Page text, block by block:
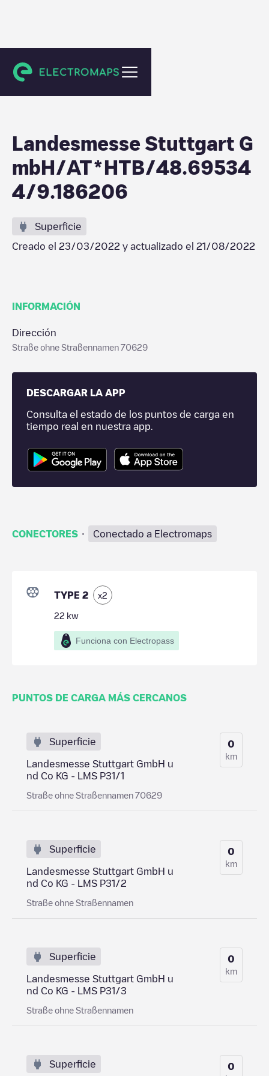
Leinfelden-Echterdingen
Landesmesse Stuttgart G
mbH/AT*HTB/48.69534
4/9.186206
Superficie
Creado el 23/03/2022 y actualizado el 21/08/2022
INFORMACIÓN
Dirección
Straße ohne Straßennamen 70629
DESCARGAR LA APP
Consulta el estado de los puntos de carga en
tiempo real en nuestra app.
CONECTORES · Conectado a Electromaps
TYPE 2 x2
22 kw
Funciona con Electropass
PUNTOS DE CARGA MÁS CERCANOS
Superficie
Landesmesse Stuttgart GmbH u
nd Co KG - LMS P31/1
Straße ohne Straßennamen 70629
0
km
Superficie
Landesmesse Stuttgart GmbH u
nd Co KG - LMS P31/2
Straße ohne Straßennamen
0
km
Superficie
Landesmesse Stuttgart GmbH u
nd Co KG - LMS P31/3
Straße ohne Straßennamen
0
km
Superficie 0